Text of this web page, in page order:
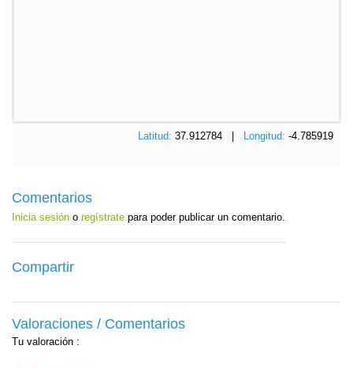
Latitud: 37.912784 | Longitud: -4.785919
Comentarios
Inicia sesión o regístrate para poder publicar un comentario.
Compartir
Valoraciones / Comentarios
Tu valoración :